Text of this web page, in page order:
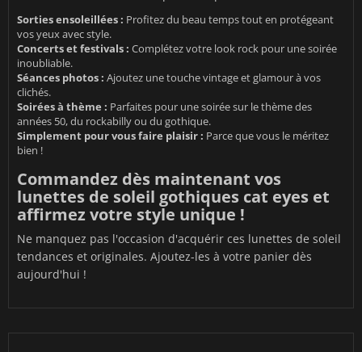
Sorties ensoleillées : Profitez du beau temps tout en protégeant
vos yeux avec style.
Concerts et festivals : Complétez votre look rock pour une soirée
inoubliable.
Séances photos : Ajoutez une touche vintage et glamour à vos
clichés.
Soirées à thème : Parfaites pour une soirée sur le thème des
années 50, du rockabilly ou du gothique.
Simplement pour vous faire plaisir : Parce que vous le méritez
bien !
Commandez dès maintenant vos
lunettes de soleil gothiques cat eyes et
affirmez votre style unique !
Ne manquez pas l'occasion d'acquérir ces lunettes de soleil
tendances et originales. Ajoutez-les à votre panier dès
aujourd'hui !